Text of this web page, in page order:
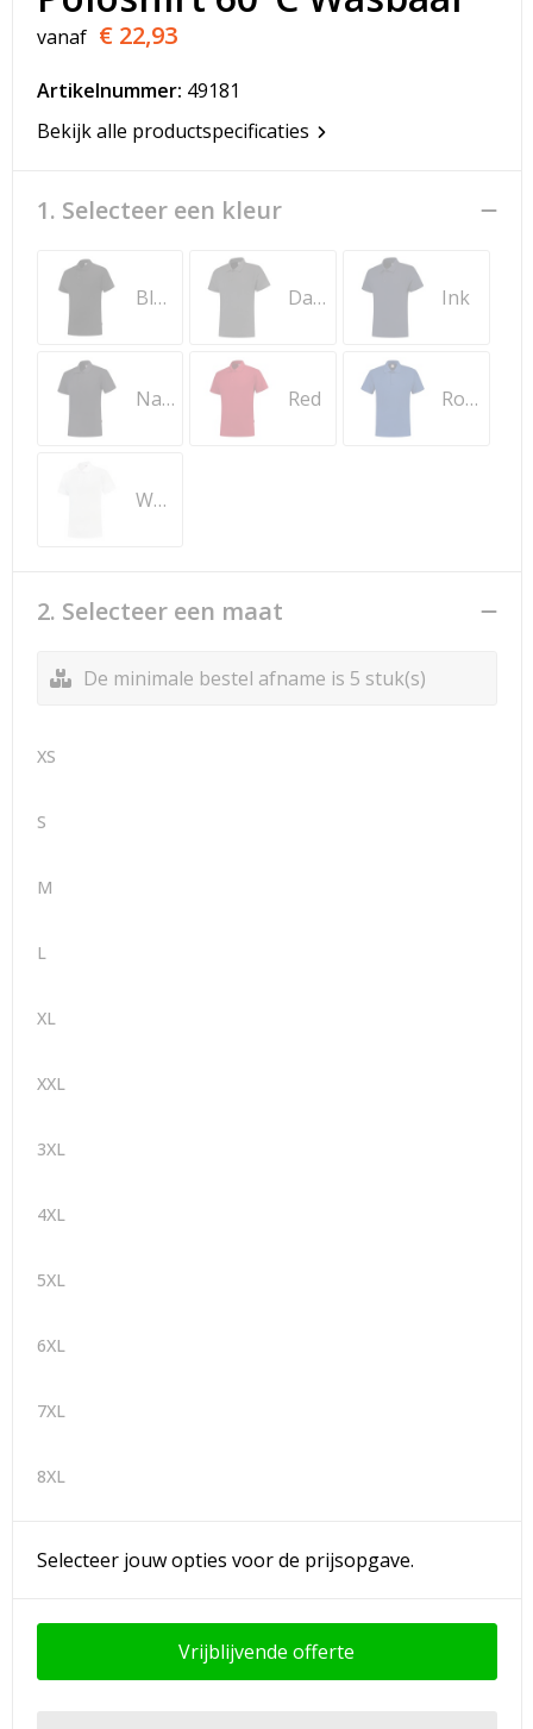
T-Shirts
Vesten
vanaf € 22,93
Artikelnummer: 49181
Bekijk alle productspecificaties
1. Selecteer een kleur
Black Dark Grey Ink
Navy Red Royal Blue
White
2. Selecteer een maat
De minimale bestel afname is 5 stuk(s)
XS
S
M
L
XL
XXL
3XL
4XL
5XL
6XL
7XL
8XL
Selecteer jouw opties voor de prijsopgave.
Vrijblijvende offerte